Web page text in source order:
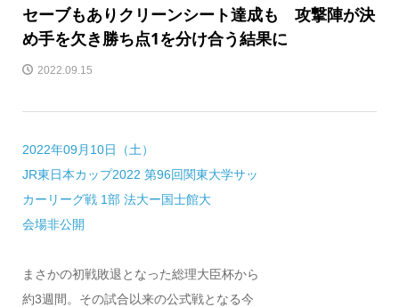
セーブもありクリーンシート達成も 攻撃陣が決
め手を欠き勝ち点1を分け合う結果に
2022.09.15
2022年09月10日（土）
JR東日本カップ2022 第96回関東大学サッ
カーリーグ戦 1部 法大ー国士館大
会場非公開
まさかの初戦敗退となった総理大臣杯から
約3週間。その試合以来の公式戦となる今